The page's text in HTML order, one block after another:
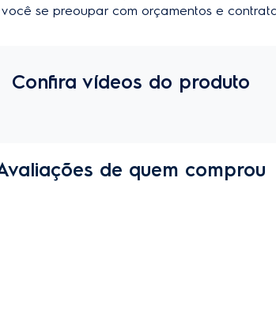
se preoupar com orçamentos e
Confira vídeos do produto
de quem comprou